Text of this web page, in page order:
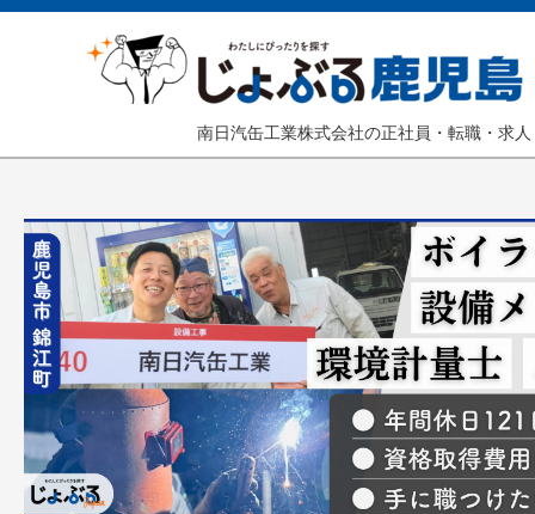
南日汽缶工業株式会社の正社員・転職・求人